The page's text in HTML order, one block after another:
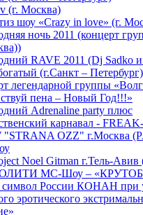
(г. Москва)
шоу «Crazy in love» (г.
ночь 2011 (концерт
RAVE 2011 (Dj Sadko
(г.Санкт –
легендарной группы
пена – Новый Год!!!»
Adrenaline party плюс
карнавал -
"STRANA OZZ" г.Москва
Noel Gitman г.Тель-Авив
МС-Шоу –
символ России КОНАН при
эротического